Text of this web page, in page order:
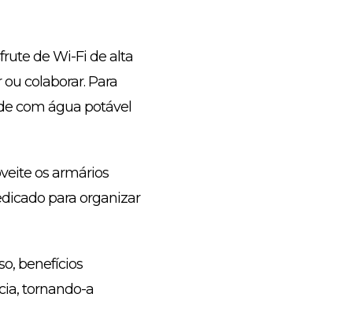
de Wi-Fi de alta
colaborar. Para
com água potável
os armários
para organizar
benefícios
tornando-a